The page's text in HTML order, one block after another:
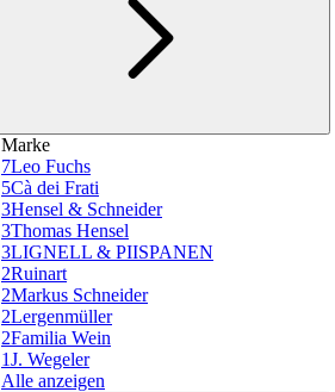
Marke
7Leo Fuchs
5Cà dei Frati
3Hensel & Schneider
3Thomas Hensel
3LIGNELL & PIISPANEN
2Ruinart
2Markus Schneider
2Lergenmüller
2Familia Wein
1J. Wegeler
Alle anzeigen